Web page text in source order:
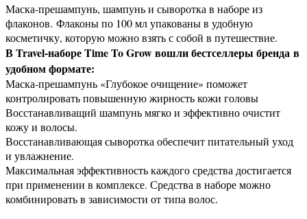
Маска-прешампунь, шампунь и сыворотка в наборе из
флаконов. Флаконы по 100 мл упакованы в удобную
косметичку, которую можно взять с собой в путешествие.
В Travel-наборе Time To Grow вошли бестселлеры бренда в
удобном формате:
Маска-прешампунь «Глубокое очищение» поможет
контролировать повышенную жирность кожи головы
Восстанавливащий шампунь мягко и эффективно очистит
кожу и волосы.
Восстанавливающая сыворотка обеспечит питательный уход
и увлажнение.
Максимальная эффективность каждого средства достигается
при применении в комплексе. Средства в наборе можно
комбинировать в зависимости от типа волос.